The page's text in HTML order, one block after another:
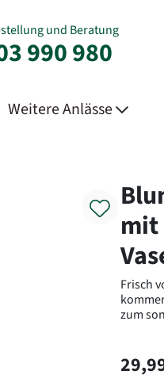
und Beratung
990 980
Weitere Anlässe
mit
Frisch
zum